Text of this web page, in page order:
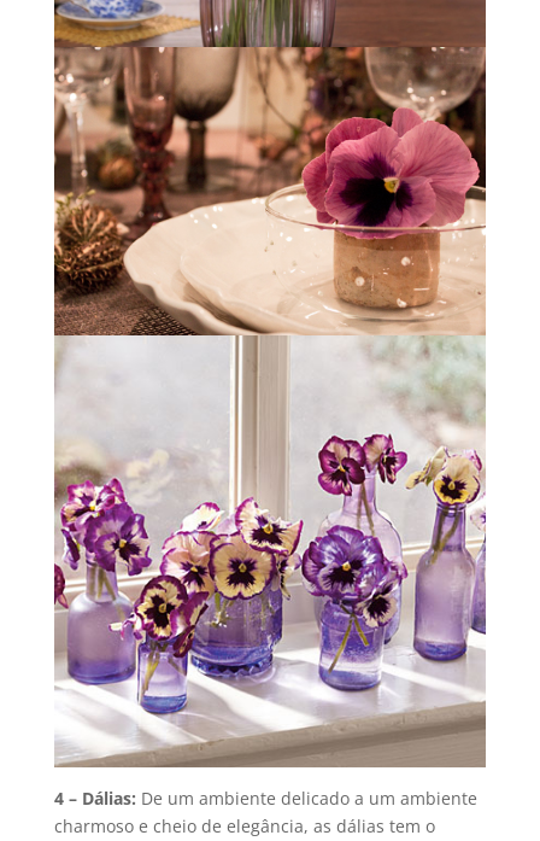
4 – Dálias: De um ambiente delicado a um ambiente
charmoso e cheio de elegância, as dálias tem o